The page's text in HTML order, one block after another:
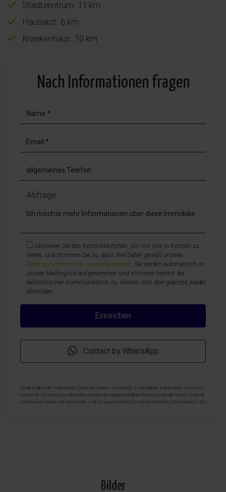
Stadtzentrum: 11 km
Hausarzt: 6 km
Krankenhaus: 10 km
Nach Informationen fragen
Abfrage
Aktivieren Sie das Kontrollkästchen, um mit uns in Kontakt zu
treten, und stimmen Sie zu, dass Ihre Daten gemäß unserer
Datenschutzrichtlinie verwendet werden. Sie werden automatisch in
unsere Mailingliste aufgenommen und stimmen hiermit der
elektronischen Kommunikation zu, können sich aber jederzeit wieder
abmelden.
Contact by WhatsApp
Responsable del tratamiento: Casa Las Dunas - La Mata SL, Finalidad del tratamiento: Gestión y
control de los servicios ofrecidos a través de la página Web de Servicios inmobiliarios, Envío de
información a traves de newsletter y otros, Legitimación: Por consentimiento, Destinatarios: No
Bilder